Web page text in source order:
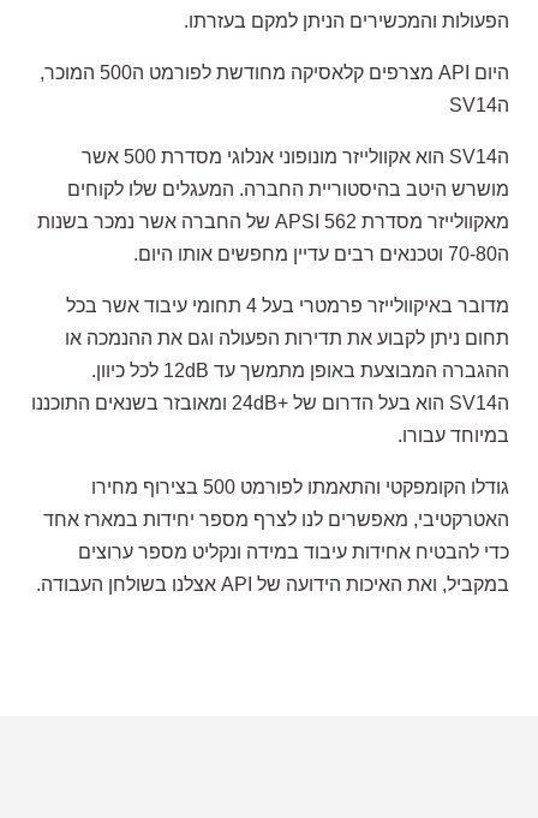
הפעולות והמכשירים הניתן למקם בעזרתו.
היום API מצרפים קלאסיקה מחודשת לפורמט ה500 המוכר,
הSV14
הSV14 הוא אקוולייזר מונופוני אנלוגי מסדרת 500 אשר
מושרש היטב בהיסטוריית החברה. המעגלים שלו לקוחים
מאקוולייזר מסדרת
APSI 562 של החברה אשר נמכר בשנות
ה70-80 וטכנאים רבים עדיין מחפשים אותו היום.
מדובר באיקוולייזר פרמטרי בעל 4 תחומי עיבוד אשר בכל
תחום ניתן לקבוע את תדירות הפעולה וגם את ההנמכה או
ההגברה המבוצעת באופן מתמשך עד 12dB לכל כיוון.
הSV14 הוא בעל הדרום של +24dB ומאובזר בשנאים התוכננו
במיוחד עבורו.
גודלו הקומפקטי והתאמתו לפורמט 500 בצירוף מחירו
האטרקטיבי, מאפשרים לנו לצרף מספר יחידות במארז אחד
כדי להבטיח אחידות עיבוד במידה ונקליט מספר ערוצים
במקביל, ואת האיכות הידועה של API אצלנו בשולחן העבודה.